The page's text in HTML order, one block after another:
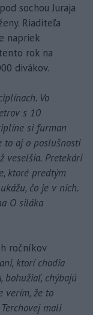
sochou Juraja
Riaditeľa
napriek
rok na
divákov.
Vo
s 10
si furman
to aj o poslušnosti
veselšia. Pretekári
ktoré predtým
čo je v nich.
O siláka
ročníkov
ktorí chodia
bohužiaľ, chýbajú
verím, že to
mali